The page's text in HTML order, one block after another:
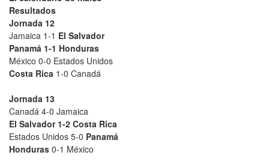
Resultados
Jornada 12
Jamaica 1-1 El Salvador
Panamá 1-1 Honduras
México 0-0 Estados Unidos
Costa Rica 1-0 Canadá
Jornada 13
Canadá 4-0 Jamaica
El Salvador 1-2 Costa Rica
Estados Unidos 5-0 Panamá
Honduras 0-1 México